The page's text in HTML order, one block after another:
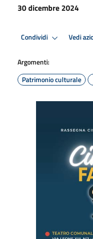
30 dicembre 2024
Condividi Vedi
Argomenti:
Patrimonio culturale